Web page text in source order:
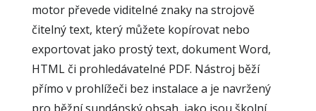
motor převede viditelné znaky na strojově
čitelný text, který můžete kopírovat nebo
exportovat jako prostý text, dokument Word,
HTML či prohledávatelné PDF. Nástroj běží
přímo v prohlížeči bez instalace a je navržený